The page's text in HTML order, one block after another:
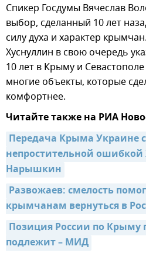
Спикер Госдумы Вячеслав
выбор, сделанный 10 лет
силу духа и характер
Хуснуллин в свою очередь
10 лет в Крыму и
многие объекты, которые
комфортнее.
Читайте также на РИА
Передача Крыма Украине
непростительной ошибкой
Нарышкин
Развожаев: смелость
крымчанам вернуться в
Позиция России по Крыму
подлежит – МИД